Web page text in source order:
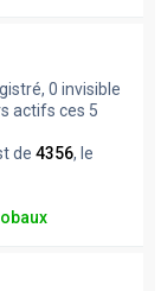
0 invisible
actifs ces 5
de 4356, le